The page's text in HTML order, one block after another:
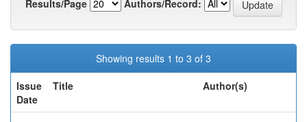
Results/Page
Authors/Record:
Showing results 1 to 3 of 3
Issue
Date
Title Author(s)